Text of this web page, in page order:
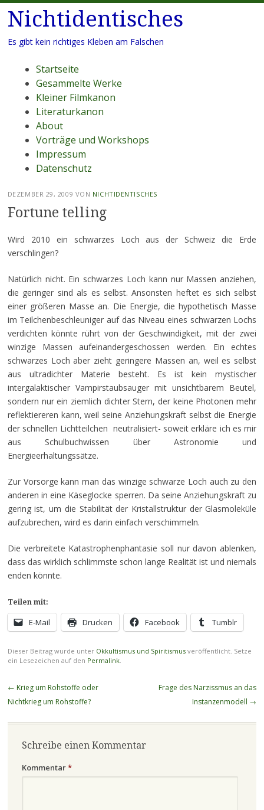
Nichtidentisches
Es gibt kein richtiges Kleben am Falschen
Menü
Zum
Inhalt
springen
Startseite
Gesammelte Werke
Kleiner Filmkanon
Literaturkanon
About
Vorträge und Workshops
Impressum
Datenschutz
DEZEMBER 29, 2009 VON NICHTIDENTISCHES
Fortune telling
Wird 2010 ein schwarzes Loch aus der Schweiz die Erde
verschlingen?
Natürlich nicht. Ein schwarzes Loch kann nur Massen anziehen,
die geringer sind als es selbst. Ansonsten heftet es sich selbst
einer größeren Masse an. Die Energie, die hypothetisch Masse
im Teilchenbeschleuniger auf das Niveau eines schwarzen Lochs
verdichten könnte rührt von der Geschwindigkeit, mit der zwei
winzige Massen aufeinandergeschossen werden. Ein echtes
schwarzes Loch aber zieht geringere Massen an, weil es selbst
aus ultradichter Materie besteht. Es ist kein mystischer
intergalaktischer Vampirstaubsauger mit unsichtbarem Beutel,
sondern nur ein ziemlich dichter Stern, der keine Photonen mehr
reflektiereren kann, weil seine Anziehungskraft selbst die Energie
der schnellen Lichtteilchen neutralisiert- soweit erkläre ich es mir
aus Schulbuchwissen über Astronomie und
Energieerhaltungssätze.
Zur Vorsorge kann man das winzige schwarze Loch auch zu den
anderen in eine Käseglocke sperren. Da seine Anziehungskraft zu
gering ist, um die Stabilität der Kristallstruktur der Glasmoleküle
aufzubrechen, wird es darin einfach verschimmeln.
Die verbreitete Katastrophenphantasie soll nur davon ablenken,
dass das wirklich schlimmste schon lange Realität ist und niemals
enden könnte.
Teilen mit:
E-Mail Drucken Facebook Tumblr
Dieser Beitrag wurde unter Okkultismus und Spiritismusveröffentlicht. Setze
ein Lesezeichen auf den Permalink.
Beitragsnavigation
← Krieg um Rohstoffe oder
Nichtkrieg um Rohstoffe?
Frage des Narzissmus an das
Instanzenmodell →
Schreibe einen Kommentar
Kommentar*